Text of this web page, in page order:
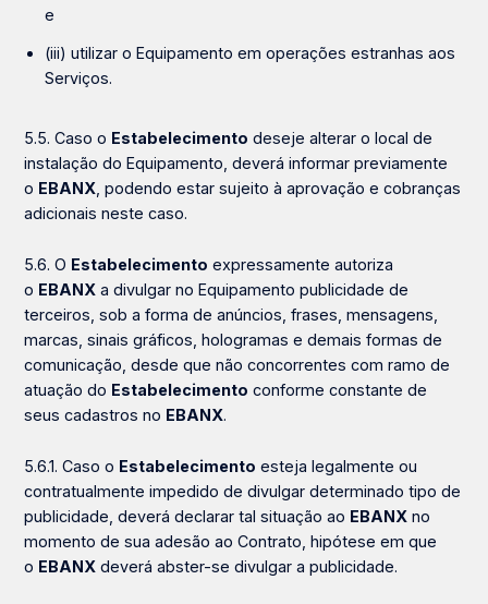
e
(iii) utilizar o Equipamento em operações estranhas aos
Serviços.
5.5. Caso o Estabelecimento deseje alterar o local de
instalação do Equipamento, deverá informar previamente
o EBANX , podendo estar sujeito à aprovação e cobranças
adicionais neste caso.
5.6. O Estabelecimento expressamente autoriza
o EBANX a divulgar no Equipamento publicidade de
terceiros, sob a forma de anúncios, frases, mensagens,
marcas, sinais gráficos, hologramas e demais formas de
comunicação, desde que não concorrentes com ramo de
atuação do Estabelecimento conforme constante de
seus cadastros no EBANX.
5.6.1. Caso o Estabelecimento esteja legalmente ou
contratualmente impedido de divulgar determinado tipo de
publicidade, deverá declarar tal situação ao EBANX no
momento de sua adesão ao Contrato, hipótese em que
o EBANX deverá abster-se divulgar a publicidade.